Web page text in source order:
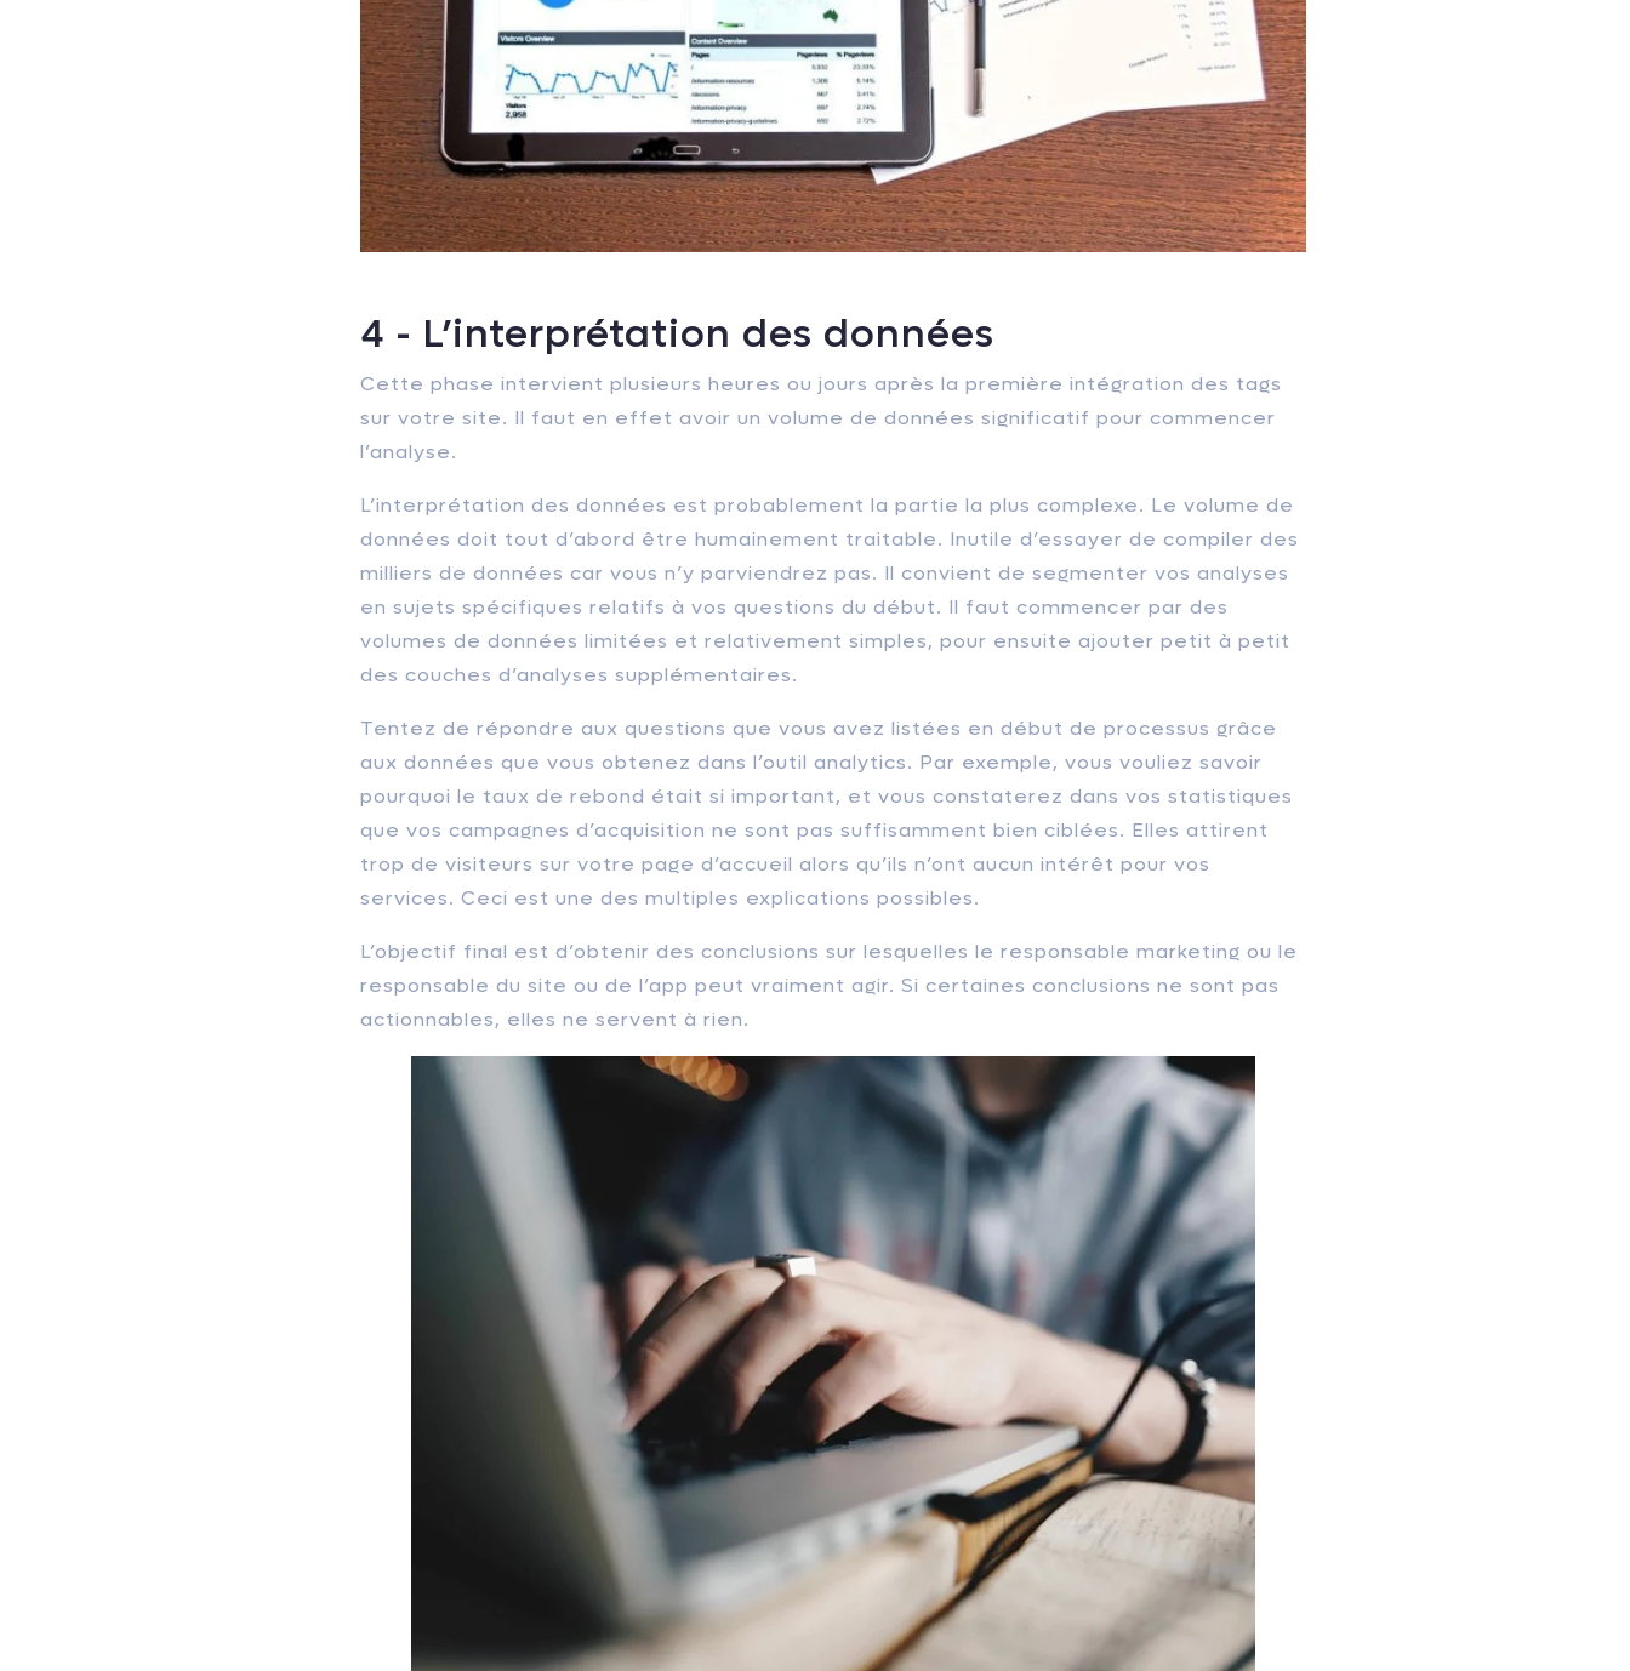
4 - L’interprétation des données
Cette phase intervient plusieurs heures ou jours après la première intégration des tags
sur votre site. Il faut en effet avoir un volume de données significatif pour commencer
l’analyse.
L’interprétation des données est probablement la partie la plus complexe. Le volume de
données doit tout d’abord être humainement traitable. Inutile d’essayer de compiler des
milliers de données car vous n’y parviendrez pas. Il convient de segmenter vos analyses
en sujets spécifiques relatifs à vos questions du début. Il faut commencer par des
volumes de données limitées et relativement simples, pour ensuite ajouter petit à petit
des couches d’analyses supplémentaires.
Tentez de répondre aux questions que vous avez listées en début de processus grâce
aux données que vous obtenez dans l’outil analytics. Par exemple, vous vouliez savoir
pourquoi le taux de rebond était si important, et vous constaterez dans vos statistiques
que vos campagnes d’acquisition ne sont pas suffisamment bien ciblées. Elles attirent
trop de visiteurs sur votre page d’accueil alors qu’ils n’ont aucun intérêt pour vos
services. Ceci est une des multiples explications possibles.
L’objectif final est d’obtenir des conclusions sur lesquelles le responsable marketing ou le
responsable du site ou de l’app peut vraiment agir. Si certaines conclusions ne sont pas
actionnables, elles ne servent à rien.